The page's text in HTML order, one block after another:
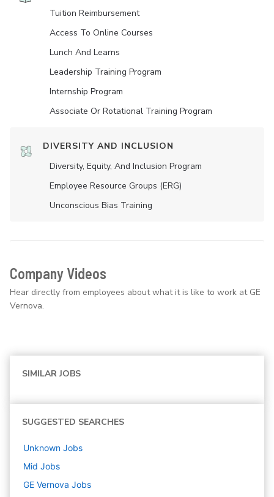
Tuition Reimbursement
Access To Online Courses
Lunch And Learns
Leadership Training Program
Internship Program
Associate Or Rotational Training Program
DIVERSITY AND INCLUSION
Diversity, Equity, And Inclusion Program
Employee Resource Groups (ERG)
Unconscious Bias Training
Company Videos
Hear directly from employees about what it is like to work at GE
Vernova.
SIMILAR JOBS
SUGGESTED SEARCHES
Unknown Jobs
Mid Jobs
GE Vernova Jobs